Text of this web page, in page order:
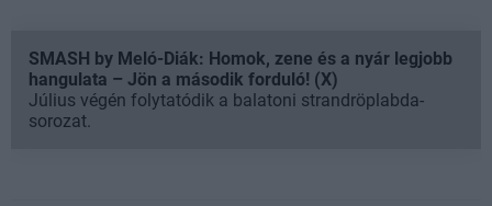
SMASH by Meló-Diák: Homok, zene és a nyár legjobb
hangulata – Jön a második forduló! (X)
Július végén folytatódik a balatoni strandröplabda-
sorozat.